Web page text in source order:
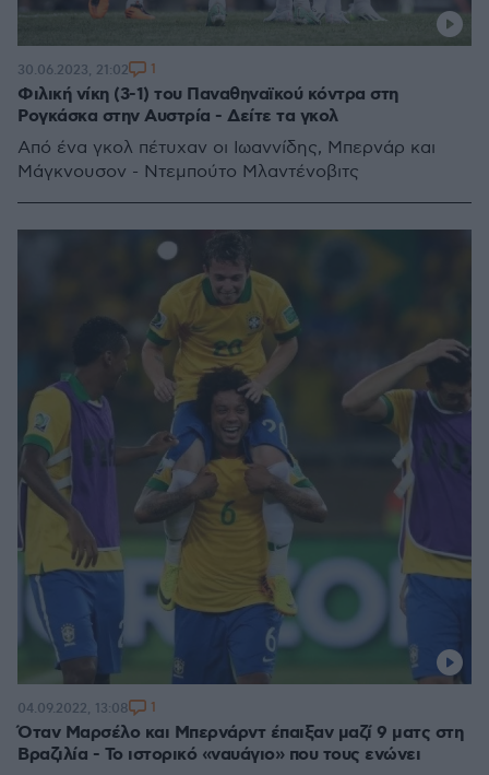
Φιλική νίκη (3-1) του Παναθηναϊκού κόντρα στη
Ρογκάσκα στην Αυστρία - Δείτε τα γκολ
Από ένα γκολ πέτυχαν οι Ιωαννίδης, Μπερνάρ και
Μάγκνουσον - Ντεμπούτο Μλαντένοβιτς
30.06.2023, 21:02 1
Όταν Μαρσέλο και Μπερνάρντ έπαιξαν μαζί 9 ματς στη
Βραζιλία - Το ιστορικό «ναυάγιο» που τους ενώνει
04.09.2022, 13:08 1